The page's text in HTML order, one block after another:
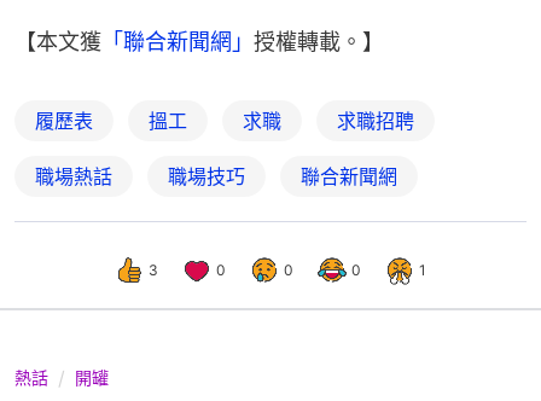
【本文獲 「聯合新聞網」 授權轉載。】
履歷表 搵工 求職 求職招聘
職場熱話 職場技巧 聯合新聞網
3 0 0 0 1
熱話 開罐